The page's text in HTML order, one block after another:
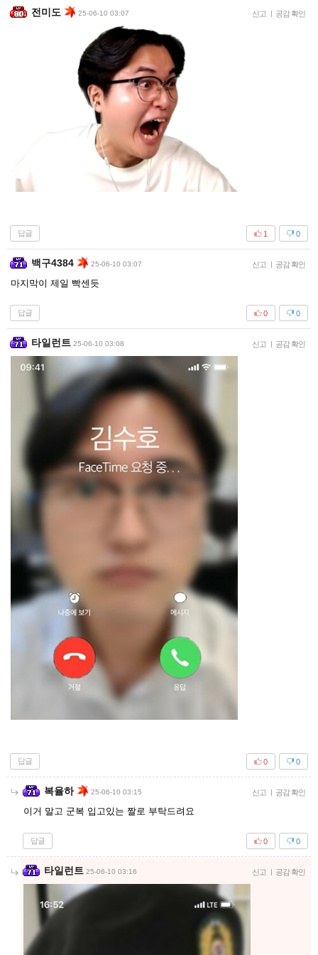
전미도 25-06-10 03:07 신고 | 공감 확인
답글 0
1
백구4384 25-06-10 03:07 신고 공감 확인
마지막이 제일 빡센듯
답글 0
0
타일런트 25-06-10 03:08 신고 공감 확인
답글 0
0
복율하 25-06-10 03:15 신고 공감 확인
이거 말고 군복 입고있는 짤로 부탁드려요
답글 0
0
타일런트 25-06-10 03:16 신고 공감 확인